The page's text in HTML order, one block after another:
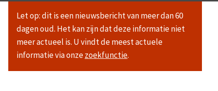
Let op: dit is een nieuwsbericht van meer dan 60
dagen oud. Het kan zijn dat deze informatie niet
meer actueel is. U vindt de meest actuele
informatie via onzezoekfunctie.